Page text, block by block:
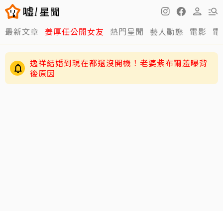
最新文章 姜厚任公開女友 熱門星聞 藝人動態 電影
逸祥結婚到現在都還沒開機！老婆紫布爾羞曝背
後原因